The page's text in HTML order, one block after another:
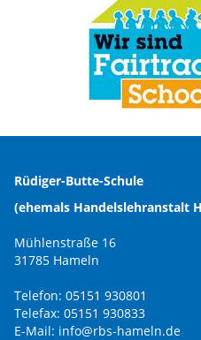
Rüdiger-Butte-Schule
(ehemals Handelslehranstalt
Mühlenstraße 16
31785 Hameln
Telefon: 05151 930801
Telefax: 05151 930833
E-Mail: info@rbs-hameln.de